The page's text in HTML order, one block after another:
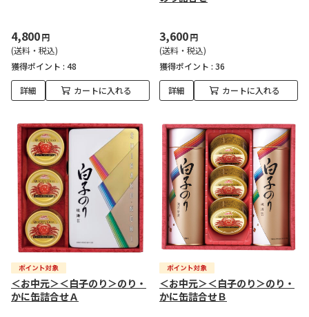
4,800円
(送料・税込)
獲得ポイント : 48
詳細 カートに入れる
3,600円
(送料・税込)
獲得ポイント : 36
詳細 カートに入れる
＜お中元＞＜白子のり＞のり・
かに缶詰合せＡ
＜お中元＞＜白子のり＞のり・
かに缶詰合せＢ